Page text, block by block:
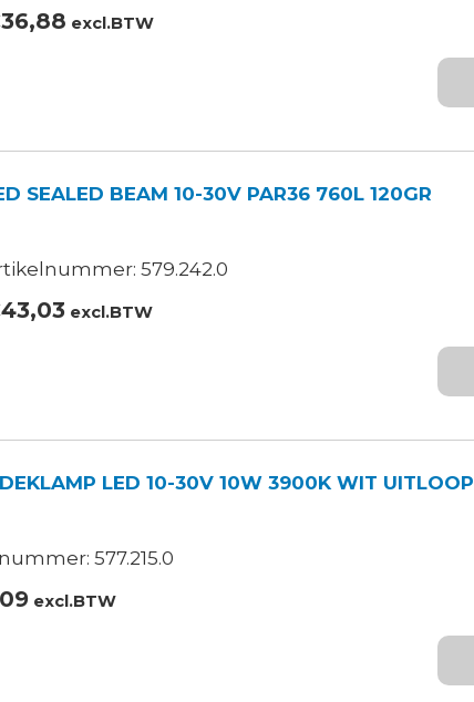
36,88 excl.BTW
SEALED BEAM 10-30V PAR36 760L 120GR
579.242.0
43,03 excl.BTW
LED 10-30V 10W 3900K WIT UITLOOP
577.215.0
excl.BTW